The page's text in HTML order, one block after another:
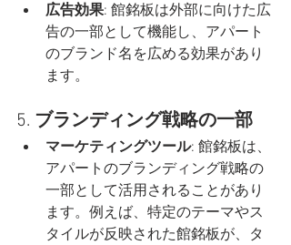
広告効果: 館銘板は外部に向けた広
告の一部として機能し、アパート
のブランド名を広める効果があり
ます。
5. ブランディング戦略の一部
マーケティングツール: 館銘板は、
アパートのブランディング戦略の
一部として活用されることがあり
ます。例えば、特定のテーマやス
タイルが反映された館銘板が、タ